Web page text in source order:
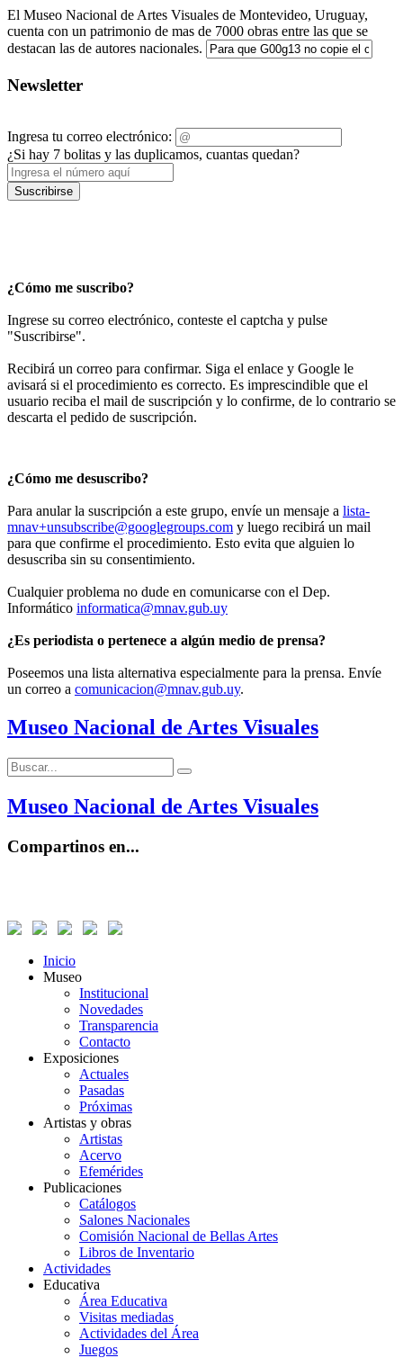
El Museo Nacional de Artes Visuales de Montevideo, Uruguay,
cuenta con un patrimonio de mas de 7000 obras entre las que se
destacan las de autores nacionales.
Newsletter
Ingresa tu correo electrónico:
¿Si hay 7 bolitas y las duplicamos, cuantas quedan?
Suscribirse
¿Cómo me suscribo?
Ingrese su correo electrónico, conteste el captcha y pulse
"Suscribirse".
Recibirá un correo para confirmar. Siga el enlace y Google le
avisará si el procedimiento es correcto. Es imprescindible que el
usuario reciba el mail de suscripción y lo confirme, de lo contrario se
descarta el pedido de suscripción.
¿Cómo me desuscribo?
Para anular la suscripción a este grupo, envíe un mensaje a lista-
mnav+unsubscribe@googlegroups.com y luego recibirá un mail
para que confirme el procedimiento. Esto evita que alguien lo
desuscriba sin su consentimiento.
Cualquier problema no dude en comunicarse con el Dep.
Informático informatica@mnav.gub.uy
¿Es periodista o pertenece a algún medio de prensa?
Poseemos una lista alternativa especialmente para la prensa. Envíe
un correo a comunicacion@mnav.gub.uy.
Museo Nacional de Artes Visuales
Buscar:
Buscar
Museo Nacional de Artes Visuales
Compartinos en...
Inicio
Museo
Institucional
Novedades
Transparencia
Contacto
Exposiciones
Actuales
Pasadas
Próximas
Artistas y obras
Artistas
Acervo
Efemérides
Publicaciones
Catálogos
Salones Nacionales
Comisión Nacional de Bellas Artes
Libros de Inventario
Actividades
Educativa
Área Educativa
Visitas mediadas
Actividades del Área
Juegos